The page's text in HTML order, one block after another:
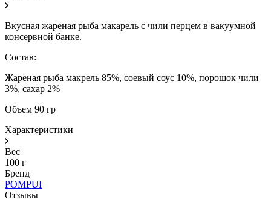
Вкусная жареная рыба макарель с чили перцем в вакуумной
консервной банке.
Состав:
Жареная рыба макрель 85%, соевый соус 10%, порошок чили
3%, сахар 2%
Объем 90 гр
Характеристики
Вес
100 г
Бренд
POMPUI
Отзывы